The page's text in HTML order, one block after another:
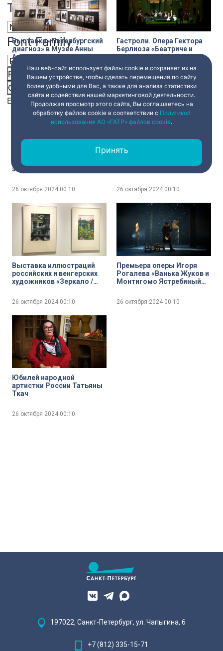
Text Edge Style
Font Family
Resetrestore all settings to the default values Done
Close Modal Dialog
End of dialog window.
Выставка «Петербургский
диагноз» в Музее Анны
Ахматовой в Фонтанном
доме
26 октября 202400:10
Гастроли. Опера Гектора
Берлиоза «Беатриче и
Бенедикт» – постановка
Большого театра на сцене
Мариинского
26 октября 202400:10
DairaFest. Выставка «POST
экзотика» и фэшн-
загадаю»
26 октября 2024 00:10
Профессиональный
партия
26 октября 2024 00:10
Выставка иллюстраций
российских и венгерских
художников «Зеркало /
26 октября 2024 00:10
Премьера оперы Игоря
Рогалева «Ванька Жуков и
Монтигомо Ястребиный
«Зазеркалье»
26 октября 2024 00:10
Юбилей народной
артистки России Татьяны
Ткач
26 октября 2024 00:10
Наш веб-сайт использует файлы cookie и сохраняет их на
Вашем устройстве, чтобы сделать перемещения по сайту
более удобными для Вас, а также для анализа статистики
сайта и содействия нашей маркетинговой деятельности.
Продолжая просмотр этого сайта, Вы соглашаетесь на
обработку файлов cookie в соответствии с Политикой
использования АО «ГАТР» файлов cookie.
Принять
197022, Санкт-Петербург, ул. Чапыгина, 6
+7 (812) 335-15-71